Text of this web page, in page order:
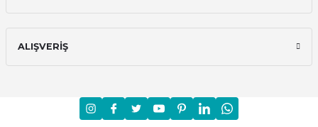
Karbosan
108,00 TL
ALIŞVERİŞ